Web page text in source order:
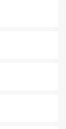
せないスポット